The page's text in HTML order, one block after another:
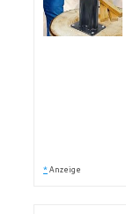
* Anzeige